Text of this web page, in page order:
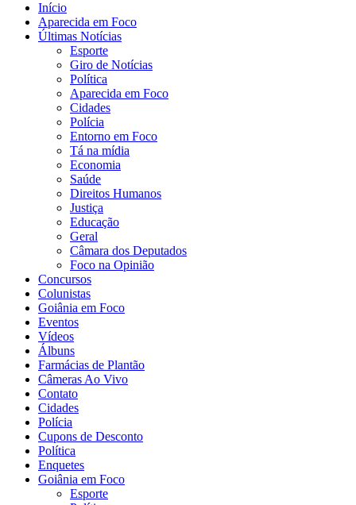
Início
Aparecida em Foco
Últimas Notícias
Esporte
Giro de Notícias
Política
Aparecida em Foco
Cidades
Polícia
Entorno em Foco
Tá na mídia
Economia
Saúde
Direitos Humanos
Justiça
Educação
Geral
Câmara dos Deputados
Foco na Opinião
Concursos
Colunistas
Goiânia em Foco
Eventos
Vídeos
Álbuns
Farmácias de Plantão
Câmeras Ao Vivo
Contato
Cidades
Polícia
Cupons de Desconto
Política
Enquetes
Goiânia em Foco
Esporte